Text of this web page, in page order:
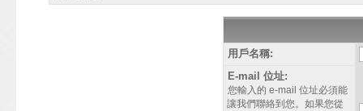
用戶名稱:
E-mail 位址:
您輸入的 e-mail 位址必須能
讓我們聯絡到您。如果您從